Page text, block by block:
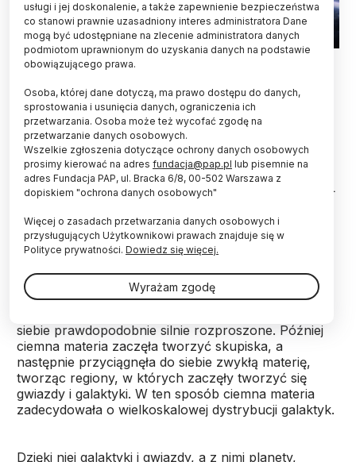
Fot. Adobe Stock
Astronomowie stworzyli najdokładniejszą mapę
ciemnej materii, pokazującą jej wpływ na
powstawanie gwiazd i galaktyk. Pozwolił na to
Teleskop Jamesa Webba.
Naukowcy z Durham University (Anglia), NASA JPL
i szwajcarskiej École Polytechnique Fédéral de
Lausanne (EPFL) przedstawili nową mapę ciemnej
materii, opracowaną za pomocą Teleskopu Jamesa
Webba.
Eksperci uważają, że gdy powstawał wszechświat,
siebie prawdopodobnie silnie rozproszone. Później
ciemna materia zaczęła tworzyć skupiska, a
następnie przyciągnęła do siebie zwykłą materię,
tworząc regiony, w których zaczęły tworzyć się
gwiazdy i galaktyki. W ten sposób ciemna materia
zadecydowała o wielkoskalowej dystrybucji galaktyk.
Dzięki niej galaktyki i gwiazdy, a z nimi planety,
usługi i jej doskonalenie, a także zapewnienie bezpieczeństwa
co stanowi prawnie uzasadniony interes administratora Dane
mogą być udostępniane na zlecenie administratora danych
podmiotom uprawnionym do uzyskania danych na podstawie
obowiązującego prawa.
Osoba, której dane dotyczą, ma prawo dostępu do danych,
sprostowania i usunięcia danych, ograniczenia ich
przetwarzania. Osoba może też wycofać zgodę na
przetwarzanie danych osobowych.
Wszelkie zgłoszenia dotyczące ochrony danych osobowych
prosimy kierować na adres fundacja@pap.pl lub pisemnie na
adres Fundacja PAP, ul. Bracka 6/8, 00-502 Warszawa z
dopiskiem "ochrona danych osobowych"
Więcej o zasadach przetwarzania danych osobowych i
przysługujących Użytkownikowi prawach znajduje się w
Polityce prywatności. Dowiedz się więcej.
Wyrażam zgodę